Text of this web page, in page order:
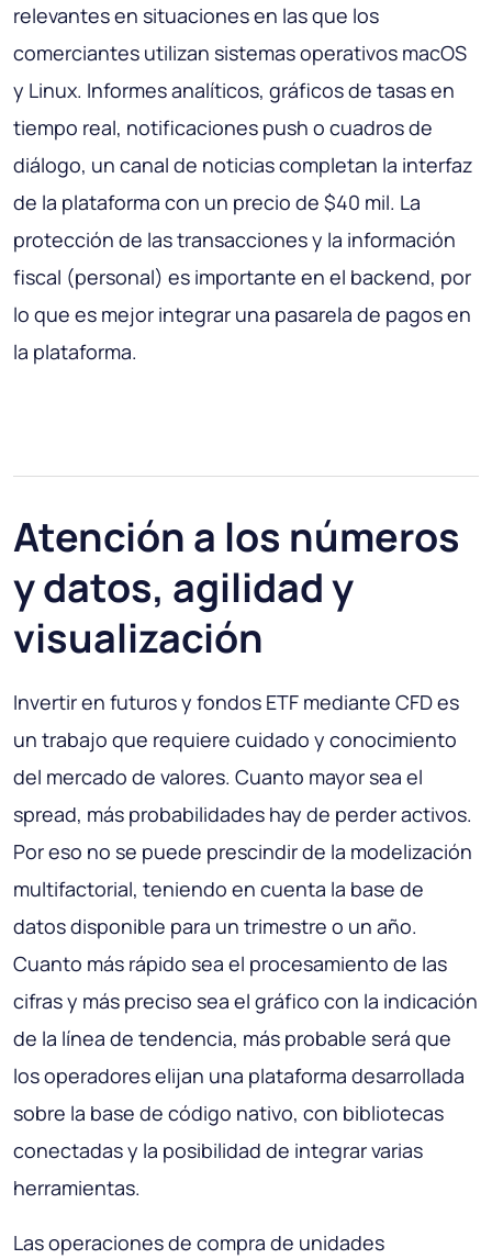
relevantes en situaciones en las que los
comerciantes utilizan sistemas operativos macOS
y Linux. Informes analíticos, gráficos de tasas en
tiempo real, notificaciones push o cuadros de
diálogo, un canal de noticias completan la interfaz
de la plataforma con un precio de $40 mil. La
protección de las transacciones y la información
fiscal (personal) es importante en el backend, por
lo que es mejor integrar una pasarela de pagos en
la plataforma.
Atención a los números
y datos, agilidad y
visualización
Invertir en futuros y fondos ETF mediante CFD es
un trabajo que requiere cuidado y conocimiento
del mercado de valores. Cuanto mayor sea el
spread, más probabilidades hay de perder activos.
Por eso no se puede prescindir de la modelización
multifactorial, teniendo en cuenta la base de
datos disponible para un trimestre o un año.
Cuanto más rápido sea el procesamiento de las
cifras y más preciso sea el gráfico con la indicación
de la línea de tendencia, más probable será que
los operadores elijan una plataforma desarrollada
sobre la base de código nativo, con bibliotecas
conectadas y la posibilidad de integrar varias
herramientas.
Las operaciones de compra de unidades